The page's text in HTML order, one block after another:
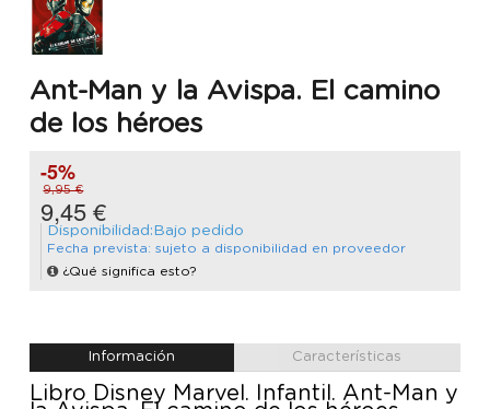
Ant-Man y la Avispa. El camino
de los héroes
-5%
9,95 €
9,45 €
Disponibilidad:Bajo pedido
Fecha prevista: sujeto a disponibilidad en proveedor
¿Qué significa esto?
Información Características
Libro Disney Marvel. Infantil. Ant-Man y